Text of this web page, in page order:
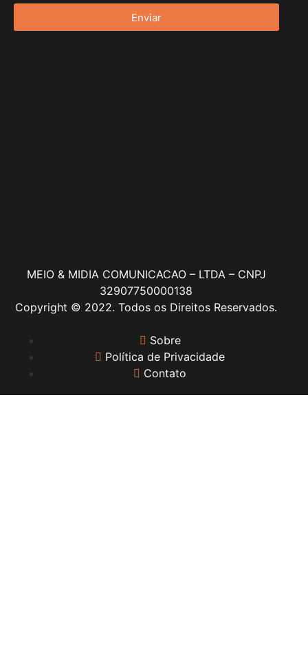
Enviar
MEIO & MIDIA COMUNICACAO – LTDA – CNPJ
32907750000138
Copyright © 2022. Todos os Direitos Reservados.
Sobre
Política de Privacidade
Contato